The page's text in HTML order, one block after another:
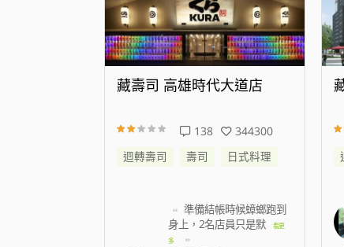
藏壽司 新店威秀裕隆店
25
176603
迴轉壽司
壽司 日式料理
我訂八點 七百多號 現在
七點半 才叫到6
看更多
-2026-08-07